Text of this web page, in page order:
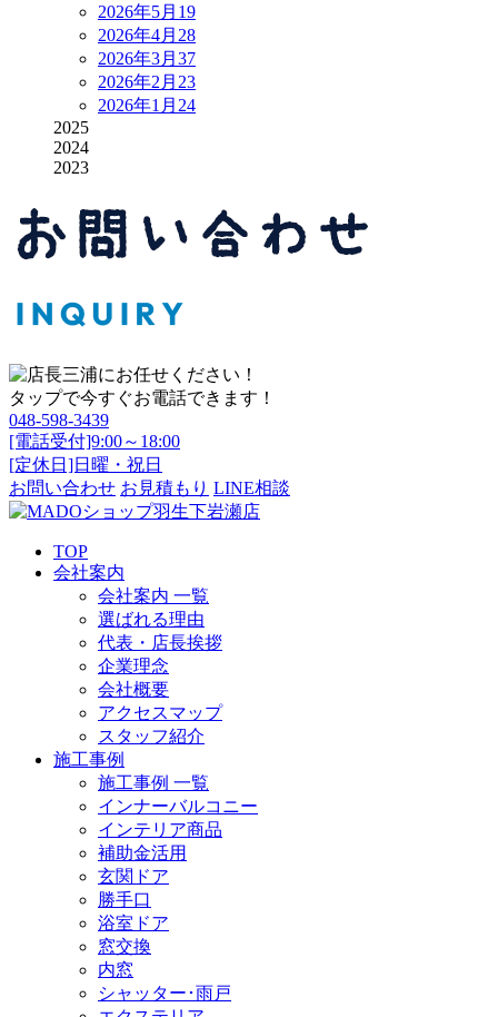
2026年5月 19
2026年4月 28
2026年3月 37
2026年2月 23
2026年1月 24
2025
2024
2023
タップで今すぐお電話できます！
048-598-3439
[電話受付]9:00～18:00
[定休日]日曜・祝日
お問い合わせ お見積もり LINE相談
TOP
会社案内
会社案内 一覧
選ばれる理由
代表・店長挨拶
企業理念
会社概要
アクセスマップ
スタッフ紹介
施工事例
施工事例 一覧
インナーバルコニー
インテリア商品
補助金活用
玄関ドア
勝手口
浴室ドア
窓交換
内窓
シャッター･雨戸